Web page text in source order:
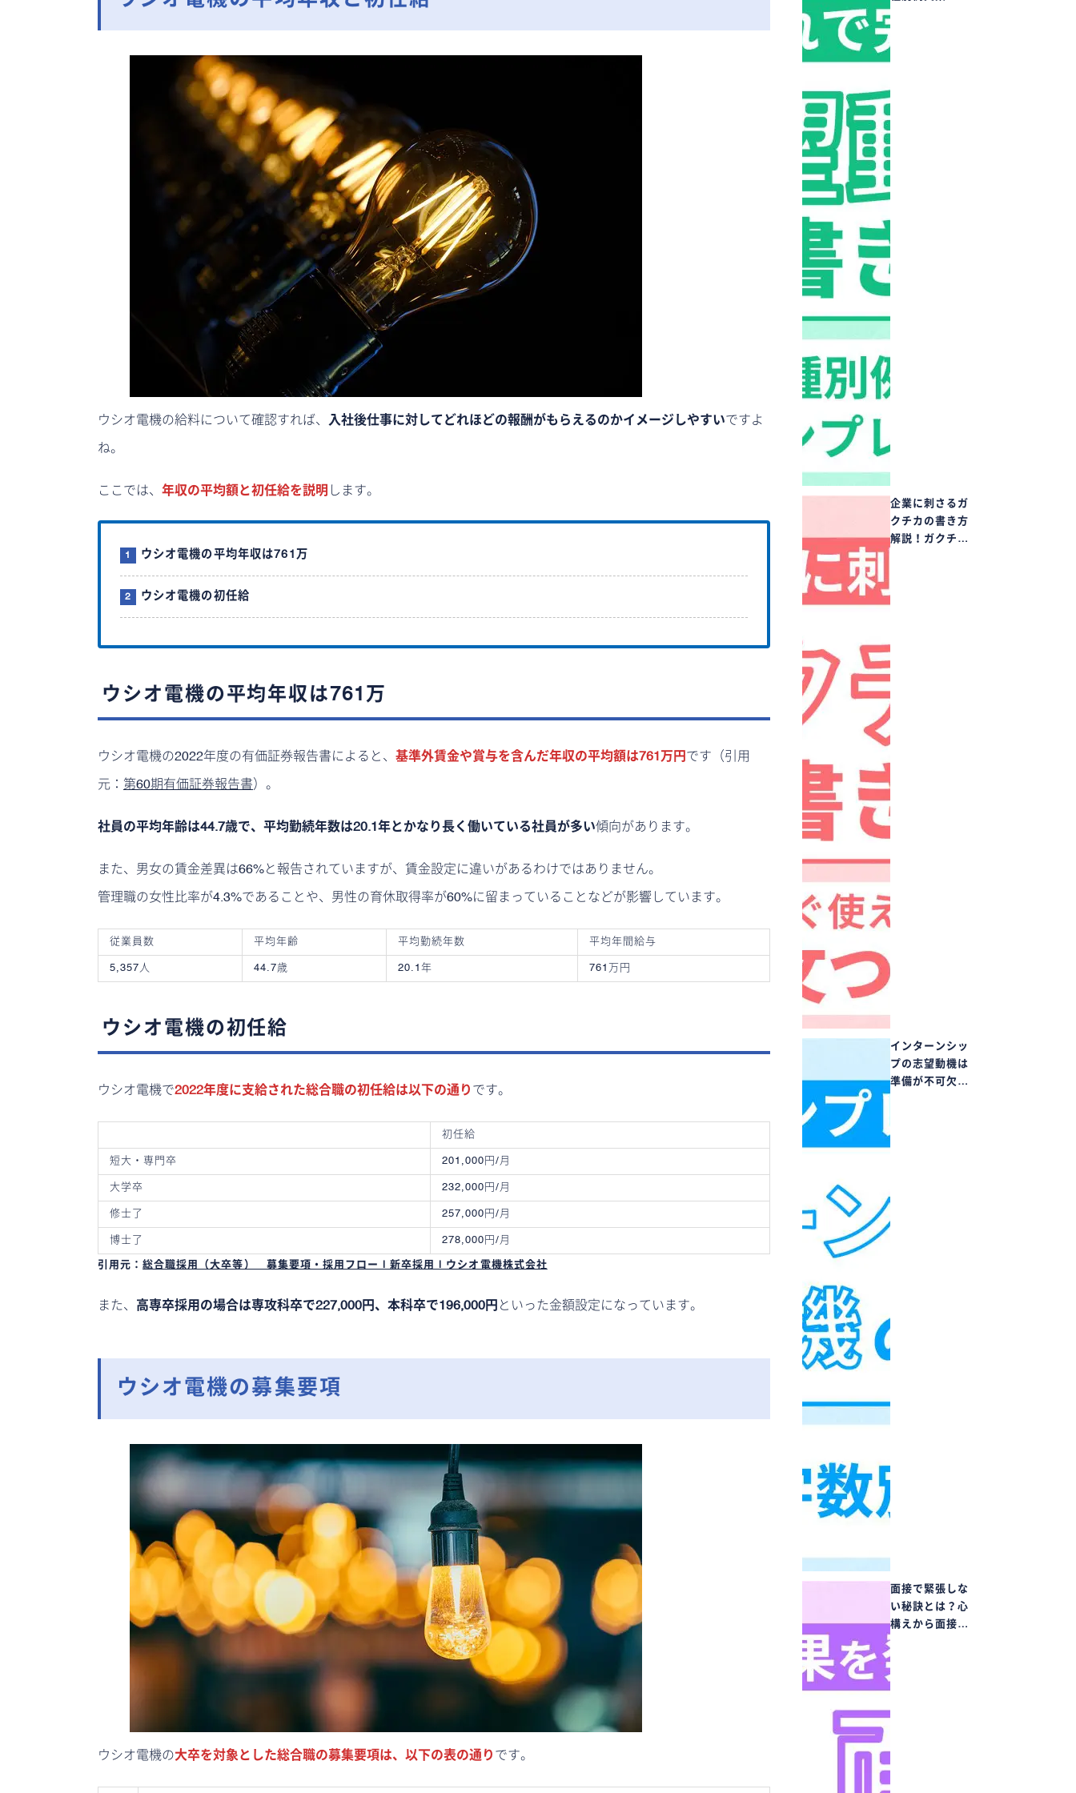
ウシオ電機の給料について確認すれば、 入社後仕事に対してどれほどの報酬がもらえるのかイメージしやすいですよ
ね。
ここでは、 年収の平均額と初任給を説明 します。
ウシオ電機の平均年収は761万
ウシオ電機の初任給
ウシオ電機の平均年収は761万
ウシオ電機の2022年度の有価証券報告書によると、 基準外賃金や賞与を含んだ年収の平均額は761万円 です（引用
元： 第60期有価証券報告書）。
社員の平均年齢は44.7歳で、平均勤続年数は20.1年とかなり長く働いている社員が多い傾向があります。
また、男女の賃金差異は66%と報告されていますが、賃金設定に違いがあるわけではありません。
管理職の女性比率が4.3%であることや、男性の育休取得率が60%に留まっていることなどが影響しています。
従業員数 平均年齢 平均勤続年数 平均年間給与
5,357人 44.7歳 20.1年 761万円
ウシオ電機の初任給
ウシオ電機で2022年度に支給された総合職の初任給は以下の通り です。
初任給
短大・専門卒 201,000円/月
大学卒 232,000円/月
修士了 257,000円/月
博士了 278,000円/月
引用元：総合職採用（大卒等） 募集要項・採用フロー | 新卒採用 | ウシオ電機株式会社
また、 高専卒採用の場合は専攻科卒で227,000円、本科卒で196,000円 といった金額設定になっています。
ウシオ電機の募集要項
ウシオ電機の大卒を対象とした総合職の募集要項は、以下の表の通り です。
企業に刺さるガ
クチカの書き方
解説！ガクチ…
インターンシッ
プの志望動機は
準備が不可欠…
面接で緊張しな
い秘訣とは？心
構えから面接…